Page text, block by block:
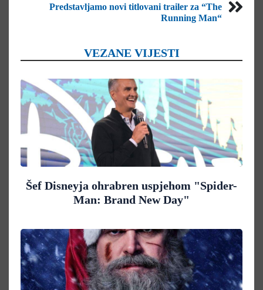
Predstavljamo novi titlovani trailer za “The
Running Man“
VEZANE VIJESTI
Šef Disneyja ohrabren uspjehom "Spider-
Man: Brand New Day"